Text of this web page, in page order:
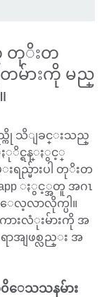
တုိးတ
မ်ားကို မည္
ည္ကို သိျခင္းသည္
ႏုိင္ရန္ႏွင့္
ရည္မ်ားပါ တုိးတ
ႏွင့္အတူ အဂၤ
ေလ့လာလိုက္ပါ။
ကားလံုးမ်ားကို အ
ာအျဖစ္လည္း အ
၀ိေသသနမ်ား